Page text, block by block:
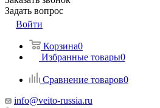
Задать вопрос
Войти
Корзина0
Избранные товары0
Сравнение товаров0
info@veito-russia.ru